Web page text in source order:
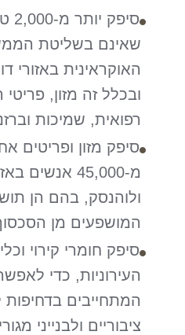
שאינם בשליטת
האוקראינית באזורי
ובכלל זה מזון,
רפואית, שמיכות
סיפק מזון ופריטים
מ-45,000 אנשים
ולוהנסק, בהם הן
המושפעים מן
סיפק חומרי קירוי
העירוניות, כדי
המתחייבים בדחיפות
ציבוריים ולבנייני